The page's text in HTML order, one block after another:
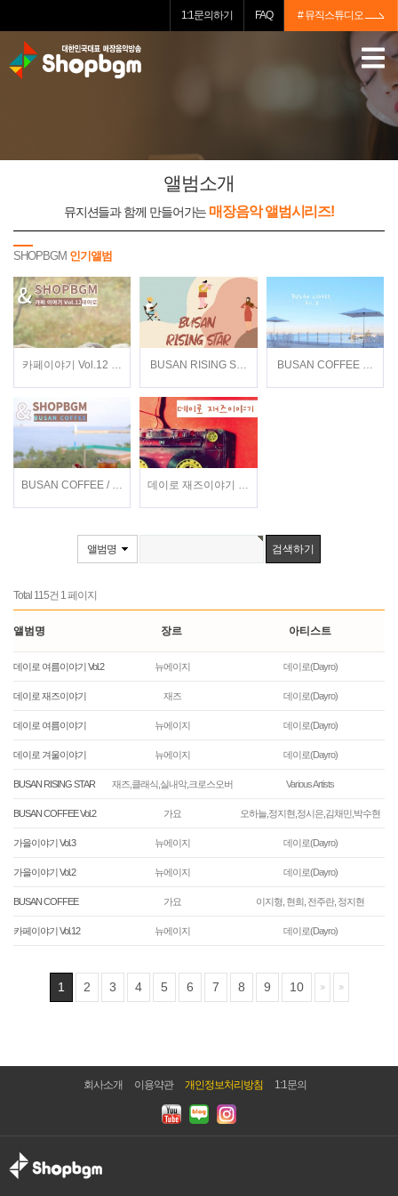
1:1문의하기 FAQ # 뮤직스튜디오
앨범소개
뮤지션들과 함께 만들어가는 매장음악 앨범시리즈!
SHOPBGM 인기앨범
카페이야기 Vol.12 / 데이로(Dayro) / 뉴에이지BUSAN RISING STAR / Various Artists / 재즈,클래
BUSAN COFFEE Vol.2 /
BUSAN COFFEE / 이지형, 현희, 전주란, 정지현 / 가요
데이로 재즈이야기 / 데이로(Dayro) / 재즈
앨범명
Total 115건 1 페이지
앨범명 장르 아티스트
데이로 여름이야기 Vol.2 뉴에이지 데이로(Dayro)
데이로 재즈이야기 재즈 데이로(Dayro)
데이로 여름이야기 뉴에이지 데이로(Dayro)
데이로 겨울이야기 뉴에이지 데이로(Dayro)
BUSAN RISING STAR 재즈,클래식,실내악,크로스오버 Various Artists
BUSAN COFFEE Vol.2 가요 오하늘,정지현,정시은,김채민,박수현
가을이야기 Vol.3 뉴에이지 데이로(Dayro)
가을이야기 Vol.2 뉴에이지 데이로(Dayro)
BUSAN COFFEE 가요 이지형, 현희, 전주란, 정지현
카페이야기 Vol.12 뉴에이지 데이로(Dayro)
1 2 3 4 5 6 7 8 9 10
회사소개 이용약관 개인정보처리방침 1:1문의